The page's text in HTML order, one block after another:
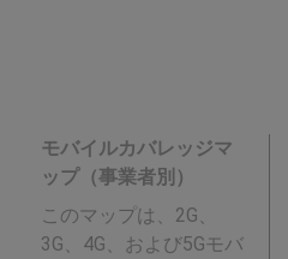
モバイルカバレッジマ
ップ（事業者別）
このマップは、2G、
3G、4G、および5Gモバ